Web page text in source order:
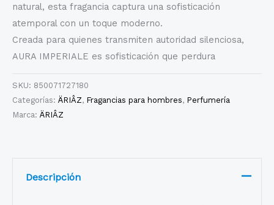
natural, esta fragancia captura una sofisticación
atemporal con un toque moderno.
Creada para quienes transmiten autoridad silenciosa,
AURA IMPERIALE es sofisticación que perdura
SKU: 850071727180
Categorías: ÄRIÂZ, Fragancias para hombres, Perfumería
Marca: ÄRIÂZ
Descripción